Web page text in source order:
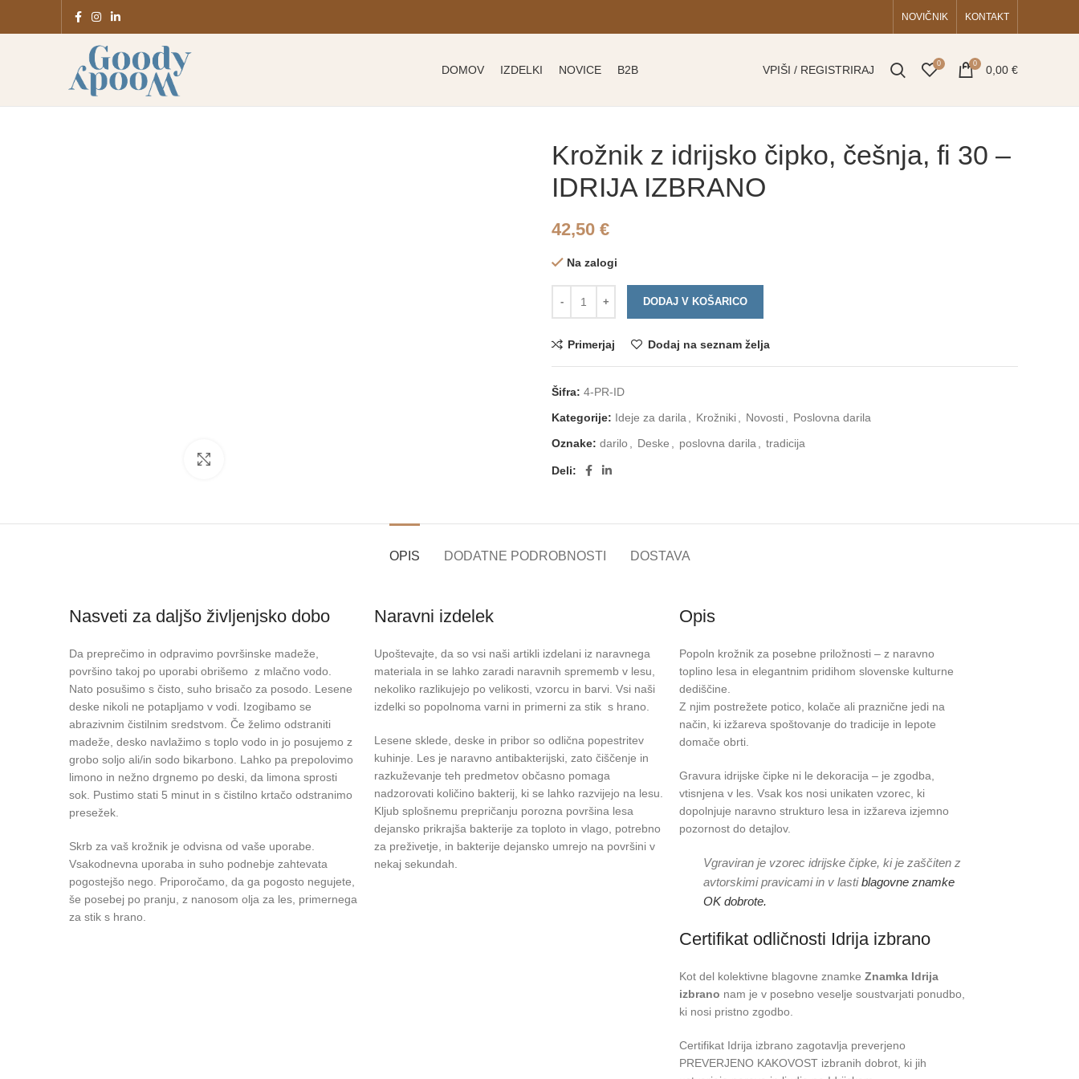
NOVIČNIK KONTAKT
DOMOV IZDELKI NOVICE B2B VPIŠI / REGISTRIRAJ 0 0 0,00 €
Krožnik z idrijsko čipko, češnja, fi 30 –
IDRIJA IZBRANO
42,50 €
Na zalogi
DODAJ V KOŠARICO
Primerjaj Dodaj na seznam želja
Šifra: 4-PR-ID
Kategorije: Ideje za darila Krožniki Novosti
Poslovna darila
Oznake: darilo Deske poslovna darila tradicija
Deli:
OPIS DODATNE PODROBNOSTI DOSTAVA
Nasveti za daljšo življenjsko dobo
Da preprečimo in odpravimo površinske madeže,
površino takoj po uporabi obrišemo z mlačno vodo.
Nato posušimo s čisto, suho brisačo za posodo. Lesene
deske nikoli ne potapljamo v vodi. Izogibamo se
abrazivnim čistilnim sredstvom. Če želimo odstraniti
madeže, desko navlažimo s toplo vodo in jo posujemo z
grobo soljo ali/in sodo bikarbono. Lahko pa prepolovimo
limono in nežno drgnemo po deski, da limona sprosti
sok. Pustimo stati 5 minut in s čistilno krtačo odstranimo
presežek.
Skrb za vaš krožnik je odvisna od vaše uporabe.
Vsakodnevna uporaba in suho podnebje zahtevata
pogostejšo nego. Priporočamo, da ga pogosto negujete,
še posebej po pranju, z nanosom olja za les, primernega
za stik s hrano.
Naravni izdelek
Upoštevajte, da so vsi naši artikli izdelani iz naravnega
materiala in se lahko zaradi naravnih sprememb v lesu,
nekoliko razlikujejo po velikosti, vzorcu in barvi. Vsi naši
izdelki so popolnoma varni in primerni za stik s hrano.
Lesene sklede, deske in pribor so odlična popestritev
kuhinje. Les je naravno antibakterijski, zato čiščenje in
razkuževanje teh predmetov občasno pomaga
nadzorovati količino bakterij, ki se lahko razvijejo na lesu.
Kljub splošnemu prepričanju porozna površina lesa
dejansko prikrajša bakterije za toploto in vlago, potrebno
za preživetje, in bakterije dejansko umrejo na površini v
nekaj sekundah.
Opis
Popoln krožnik za posebne priložnosti – z naravno
toplino lesa in elegantnim pridihom slovenske kulturne
dediščine.
Z njim postrežete potico, kolače ali praznične jedi na
način, ki izžareva spoštovanje do tradicije in lepote
domače obrti.
Gravura idrijske čipke ni le dekoracija – je zgodba,
vtisnjena v les. Vsak kos nosi unikaten vzorec, ki
dopolnjuje naravno strukturo lesa in izžareva izjemno
pozornost do detajlov.
Vgraviran je vzorec idrijske čipke, ki je zaščiten z
avtorskimi pravicami in v lastiblagovne znamke
OK dobrote.
Certifikat odličnosti Idrija izbrano
Kot del kolektivne blagovne znamke Znamka Idrija
izbrano nam je v posebno veselje soustvarjati ponudbo,
ki nosi pristno zgodbo.
Certifikat Idrija izbrano zagotavlja preverjeno
PREVERJENO KAKOVOST izbranih dobrot, ki jih